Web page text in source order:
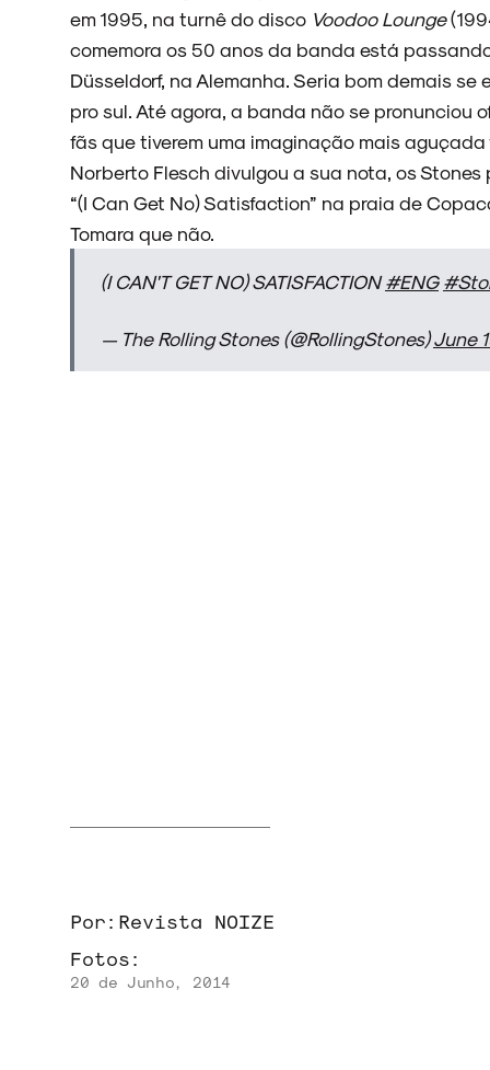
ARQUIVO
ENTREVISTAS
em 1995, na turnê do disco Voodoo Lounge
comemora os 50 anos da banda está
Düsseldorf, na Alemanha. Seria bom demais
pro sul. Até agora, a banda não se pronunciou
fãs que tiverem uma imaginação mais
Norberto Flesch divulgou a sua nota, os
“(I Can Get No) Satisfaction” na praia de
Tomara que não.
(I CAN'T GET NO) SATISFACTION#ENG
— The Rolling Stones (@RollingStones)June
Por: Revista NOIZE
Fotos:
20 de Junho, 2014